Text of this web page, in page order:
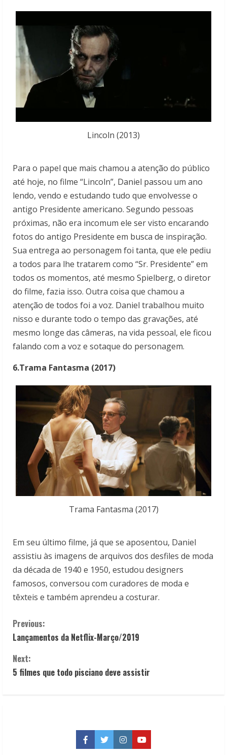
Lincoln (2013)
Para o papel que mais chamou a atenção do público
até hoje, no filme “Lincoln”, Daniel passou um ano
lendo, vendo e estudando tudo que envolvesse o
antigo Presidente americano. Segundo pessoas
próximas, não era incomum ele ser visto encarando
fotos do antigo Presidente em busca de inspiração.
Sua entrega ao personagem foi tanta, que ele pediu
a todos para lhe tratarem como “Sr. Presidente” em
todos os momentos, até mesmo Spielberg, o diretor
do filme, fazia isso. Outra coisa que chamou a
atenção de todos foi a voz. Daniel trabalhou muito
nisso e durante todo o tempo das gravações, até
mesmo longe das câmeras, na vida pessoal, ele ficou
falando com a voz e sotaque do personagem.
6.Trama Fantasma (2017)
Trama Fantasma (2017)
Em seu último filme, já que se aposentou, Daniel
assistiu às imagens de arquivos dos desfiles de moda
da década de 1940 e 1950, estudou designers
famosos, conversou com curadores de moda e
têxteis e também aprendeu a costurar.
C
o
n
Previous:
Lançamentos da Netflix-Março/2019
Next:
5 filmes que todo pisciano deve assistir
Facebook
TwitterInstagramYouTube